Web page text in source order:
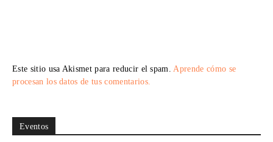
Este sitio usa Akismet para reducir el spam. Aprende cómo se
procesan los datos de tus comentarios.
Eventos